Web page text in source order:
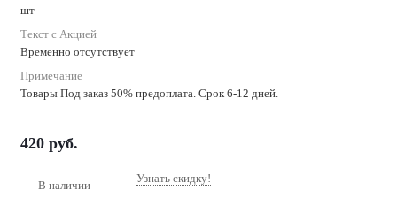
шт
Текст с Акцией
Временно отсутствует
Примечание
Товары Под заказ 50% предоплата. Срок 6-12 дней.
420 руб.
В наличии Узнать скидку!